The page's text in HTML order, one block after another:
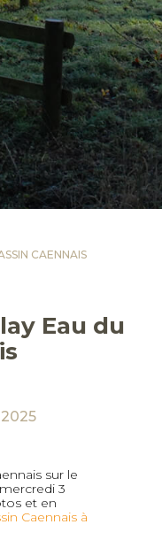
CAENNAIS
Eau du
sur le
3
et en
Caennais à